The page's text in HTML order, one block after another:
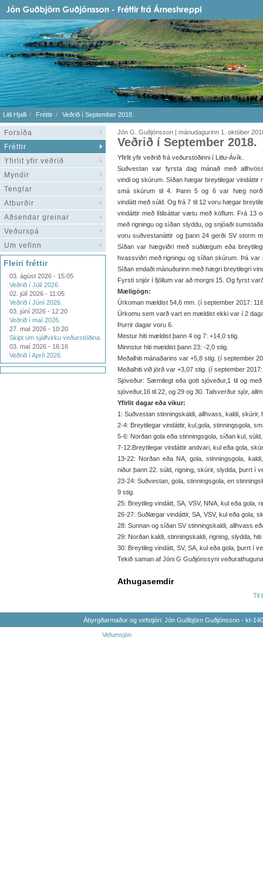
Litli Hjalli Fréttir Veðrið í September 2018.
Forsíða
Fréttir
Yfirlit yfir veðrið
Myndir
Tenglar
Atburðir
Aðsendar greinar
Veðurspá
Um vefinn
Fleiri fréttir
03. ágúst 2026 - 15:05
Veðrið í Júlí 2026.
02. júlí 2026 - 11:05
Veðrið í Júní 2026.
03. júní 2026 - 12:20
Veðrið í maí 2026.
27. maí 2026 - 10:20
Skipt um sjálfvirku veðurstöðina.
03. maí 2026 - 16:16
Veðrið í Apríl 2026.
Jón G. Guðjónsson | mánudagurinn 1. október
Veðrið í September 2018.
Yfirlit yfir veðrið frá veðurstöðinni í Litlu-Ávík.
Suðvestan var fyrsta dag mánað með
vindi og skúrum. Síðan hægar breytilegar vindáttir
smá skúrum til 4. Þann 5 og 6 var hæg
vindátt með súld. Og frá 7 til 12 voru hægar
vindáttir með lítilsáttar vætu með köflum. Frá 13
með rigningu og síðan slyddu, og snjóaði
voru suðvestanáttir og þann 24 gerði SV storm
Síðan var hægviðri með suðlægum eða
hvassviðri með rigningu og síðan skúrum. Þá
Síðan endaði mánuðurinn með hægri breytilegri
Fyrsti snjór í fjöllum var að morgni 15. Og fyrst
Mæligögn:
Úrkoman mældist 54,6 mm. (í september 2017:
Úrkomu sem varð vart en mældist ekki var í 2
Þurrir dagar voru 6.
Mestur hiti mældist þann 4 og 7: +14,0 stig.
Minnstur hiti mældist þann 23: -2,0 stig.
Meðalhiti mánaðarins var +5,8 stig. (í september
Meðalhiti við jörð var +3,07 stig. (í september
Sjóveður: Sæmilegt eða gott sjóveður,1 til og
sjóveður,16 til 22, og 29 og 30. Talsverður sjór,
Yfirlit dagar eða vikur:
1: Suðvestan stinningskaldi, allhvass, kaldi, skúrir,
2-4: Breytilegar vindáttir, kul,gola, stinningsgola,
5-6: Norðan gola eða stinningsgola, síðan kul,
7-12:Breytilegar vindáttir andvari, kul eða gola,
13-22: Norðan eða NA, gola, stinningsgola,
niður þann 22. súld, rigning, skúrir, slydda, þurrt í
23-24: Suðvestan, gola, stinningsgola, en
9 stig.
25: Breytileg vindátt, SA, VSV, NNA, kul eða gola,
26-27: Suðlægar vindáttir, SA, VSV, kul eða gola,
28: Sunnan og síðan SV stinningskaldi, allhvass
29: Norðan kaldi, stinningskaldi, rigning, slydda, hiti
30: Breytileg vindátt, SV, SA, kul eða gola, þurrt í
Tekið saman af Jóni G Guðjónssyni
Athugasemdir
Til
Ábyrgðarmaður og vefstjóri: Jón Guðbjörn Guðjónsson - kt-
Vefumsjón